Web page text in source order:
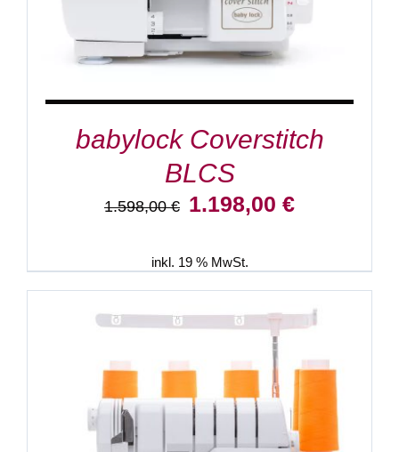
babylock Coverstitch
BLCS
1.598,00€ Ursprünglicher
1.598,00 €
1.198,00 €Aktueller
inkl. 19 % MwSt.